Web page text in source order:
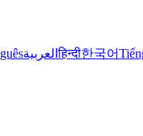
العربيةहिन्दी한국어